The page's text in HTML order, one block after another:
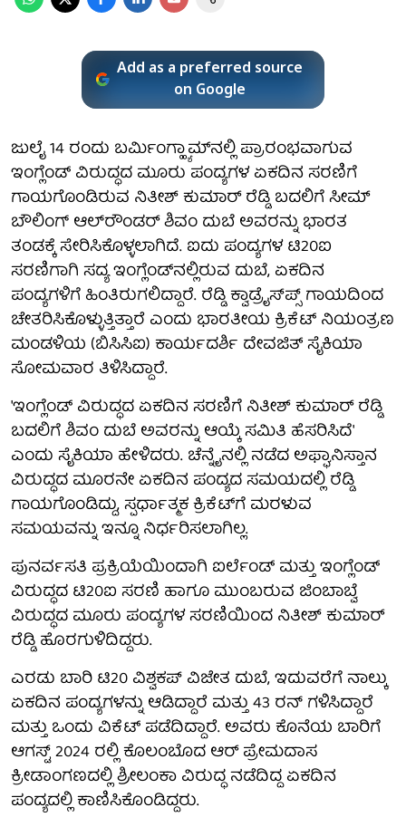
Add as a preferred source
on Google
ಜುಲೈ 14 ರಂದು ಬರ್ಮಿಂಗ್ಹ್ಯಾಮ್‌ನಲ್ಲಿ ಪ್ರಾರಂಭವಾಗುವ
ಇಂಗ್ಲೆಂಡ್ ವಿರುದ್ಧದ ಮೂರು ಪಂದ್ಯಗಳ ಏಕದಿನ ಸರಣಿಗೆ
ಗಾಯಗೊಂಡಿರುವ ನಿತೀಶ್ ಕುಮಾರ್ ರೆಡ್ಡಿ ಬದಲಿಗೆ ಸೀಮ್
ಬೌಲಿಂಗ್ ಆಲ್‌ರೌಂಡರ್ ಶಿವಂ ದುಬೆ ಅವರನ್ನು ಭಾರತ
ತಂಡಕ್ಕೆ ಸೇರಿಸಿಕೊಳ್ಳಲಾಗಿದೆ. ಐದು ಪಂದ್ಯಗಳ ಟಿ20ಐ
ಸರಣಿಗಾಗಿ ಸದ್ಯ ಇಂಗ್ಲೆಂಡ್‌ನಲ್ಲಿರುವ ದುಬೆ, ಏಕದಿನ
ಪಂದ್ಯಗಳಿಗೆ ಹಿಂತಿರುಗಲಿದ್ದಾರೆ. ರೆಡ್ಡಿ ಕ್ವಾಡ್ರೈಸ್‌ಪ್ಸ್ ಗಾಯದಿಂದ
ಚೇತರಿಸಿಕೊಳ್ಳುತ್ತಿತ್ತಾರೆ ಎಂದು ಭಾರತೀಯ ಕ್ರಿಕೆಟ್ ನಿಯಂತ್ರಣ
ಮಂಡಳಿಯ (ಬಿಸಿಸಿಐ) ಕಾರ್ಯದರ್ಶಿ ದೇವಜಿತ್ ಸೈಕಿಯಾ
ಸೋಮವಾರ ತಿಳಿಸಿದ್ದಾರೆ.
'ಇಂಗ್ಲೆಂಡ್ ವಿರುದ್ಧದ ಏಕದಿನ ಸರಣಿಗೆ ನಿತೀಶ್ ಕುಮಾರ್ ರೆಡ್ಡಿ
ಬದಲಿಗೆ ಶಿವಂ ದುಬೆ ಅವರನ್ನು ಆಯ್ಕೆ ಸಮಿತಿ ಹೆಸರಿಸಿದೆ'
ಎಂದು ಸೈಕಿಯಾ ಹೇಳಿದರು. ಚೆನ್ನೈನಲ್ಲಿ ನಡೆದ ಅಫ್ಘಾನಿಸ್ತಾನ
ವಿರುದ್ಧದ ಮೂರನೇ ಏಕದಿನ ಪಂದ್ಯದ ಸಮಯದಲ್ಲಿ ರೆಡ್ಡಿ
ಗಾಯಗೊಂಡಿದ್ದು, ಸ್ಪರ್ಧಾತ್ಮಕ ಕ್ರಿಕೆಟ್‌ಗೆ ಮರಳುವ
ಸಮಯವನ್ನು ಇನ್ನೂ ನಿರ್ಧರಿಸಲಾಗಿಲ್ಲ.
ಪುನರ್ವಸತಿ ಪ್ರಕ್ರಿಯೆಯಿಂದಾಗಿ ಐರ್ಲೆಂಡ್ ಮತ್ತು ಇಂಗ್ಲೆಂಡ್
ವಿರುದ್ಧದ ಟಿ20ಐ ಸರಣಿ ಹಾಗೂ ಮುಂಬರುವ ಜಿಂಬಾಬ್ವೆ
ವಿರುದ್ಧದ ಮೂರು ಪಂದ್ಯಗಳ ಸರಣಿಯಿಂದ ನಿತೀಶ್ ಕುಮಾರ್
ರೆಡ್ಡಿ ಹೊರಗುಳಿದಿದ್ದರು.
ಎರಡು ಬಾರಿ ಟಿ20 ವಿಶ್ವಕಪ್ ವಿಜೇತ ದುಬೆ, ಇದುವರೆಗೆ ನಾಲ್ಕು
ಏಕದಿನ ಪಂದ್ಯಗಳನ್ನು ಆಡಿದ್ದಾರೆ ಮತ್ತು 43 ರನ್ ಗಳಿಸಿದ್ದಾರೆ
ಮತ್ತು ಒಂದು ವಿಕೆಟ್ ಪಡೆದಿದ್ದಾರೆ. ಅವರು ಕೊನೆಯ ಬಾರಿಗೆ
ಆಗಸ್ಟ್ 2024 ರಲ್ಲಿ ಕೊಲಂಬೊದ ಆರ್ ಪ್ರೇಮದಾಸ
ಕ್ರೀಡಾಂಗಣದಲ್ಲಿ ಶ್ರೀಲಂಕಾ ವಿರುದ್ಧ ನಡೆದಿದ್ದ ಏಕದಿನ
ಪಂದ್ಯದಲ್ಲಿ ಕಾಣಿಸಿಕೊಂಡಿದ್ದರು.